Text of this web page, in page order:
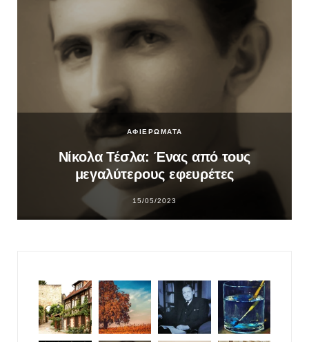
ΑΦΙΕΡΩΜΑΤΑ
Νίκολα Τέσλα: Ένας από τους
μεγαλύτερους εφευρέτες
15/05/2023